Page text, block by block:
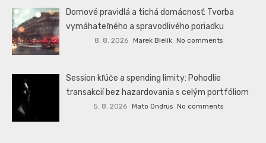
Domové pravidlá a tichá domácnosť: Tvorba
vymáhateľného a spravodlivého poriadku
8. 8. 2026 Marek Bielik No comments
Session kľúče a spending limity: Pohodlie
transakcií bez hazardovania s celým portfóliom
5. 8. 2026 Mato Ondrus No comments